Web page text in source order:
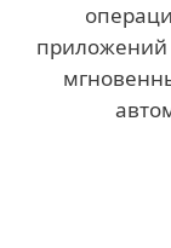
приложений